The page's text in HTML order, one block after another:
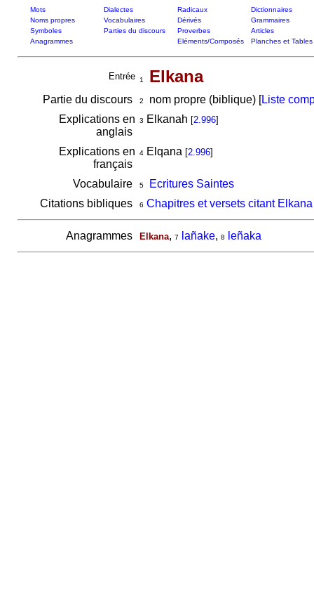
Mots Dialectes Radicaux
Dictionnaires
Noms propres
Vocabulaires Dérivés
Grammaires
Symboles
Parties du discours Proverbes
Articles
Anagrammes
Eléments/Composés Planches et Tables
Entrée 1 Elkana
Partie du discours 2 nom propre (biblique) [Liste
Explications en
anglais
3 Elkanah [2.996]
Explications en
français
4Elqana [2.996]
Vocabulaire 5
Ecritures Saintes
Citations bibliques
6 Chapitres et versets citant Elkana
Anagrammes Elkana, 7 lañake, 8 leñaka